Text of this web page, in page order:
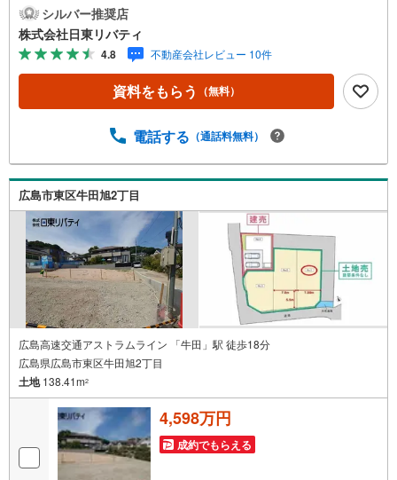
ネット広告に載っていない物件もご紹介できます。広島市
内はもちろん廿日市から呉・東広島まで6000物件の豊富な
情報量!!「実際に自分自身が住む家を見て納得して買いた
い」広告では分かり難い物件の長所や短所を現地でご確認
できます。お気軽にお問い合わせ下さい。TV電話やLINE等
でオンライン案内も可能です。お気軽にお申し付け下さ
業以来多くのお客様に信頼と信用を頂き、広島県下でも有
人、心と心」これからもこの精神を大切に、お客様へのサ
ポートをさせて頂きます。株式会社日東リバティ〒732-081
8広島市南区段原日出2丁目2-22-2F
シルバー推奨店
株式会社日東リバティ
4.8 不動産会社レビュー 10件
資料をもらう （無料）
電話する （通話料無料）
広島市東区牛田旭2丁目
広島高速交通アストラムライン 「牛田」駅 徒歩18分
広島県広島市東区牛田旭2丁目
土地138.41m2
4,598万円
成約でもらえる